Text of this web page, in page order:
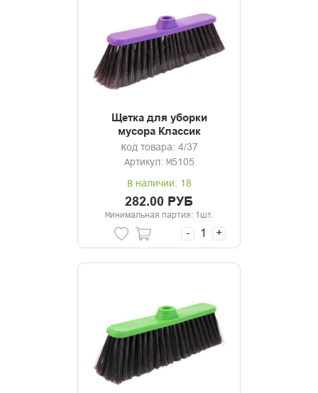
Щетка для уборки
мусора Классик
фиолетовый без черенка
Код товара: 4/37
Артикул: М5105
В наличии: 18
282.00 РУБ
Минимальная партия: 1шт.
- +